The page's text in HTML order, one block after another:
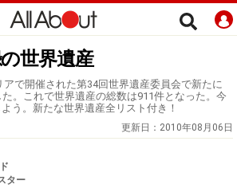
世界遺産
で開催された第34回世界遺産委員会で新たに
。これで世界遺産の総数は911件となった。今
う。新たな世界遺産全リスト付き！
更新日： 2010年08月06日
ター